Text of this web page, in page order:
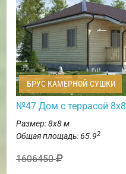
БРУС КАМЕРНОЙ СУШКИ
№47 Дом с террасой 8х8
Размер: 8х8 м
Общая площадь: 65.92
1606450